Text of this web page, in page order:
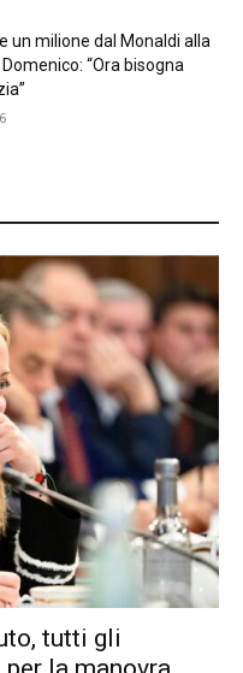
un milione dal Monaldi alla
“Ora bisogna
tutti gli